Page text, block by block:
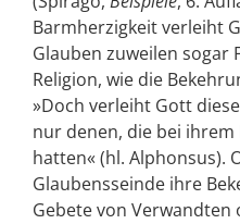
Barmherzigkeit verleiht
Glauben zuweilen sogar
Religion, wie die
»Doch verleiht Gott
nur denen, die bei
hatten« (hl. Alphonsus).
Glaubensseinde ihre
Gebete von Verwandten